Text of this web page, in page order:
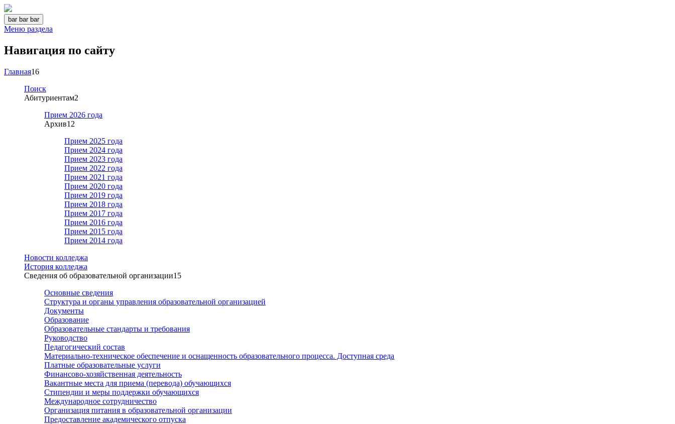
bar bar bar
Меню раздела
Навигация по сайту
Главная16
Поиск
Абитуриентам2
Прием 2026 года
Архив12
Прием 2025 года
Прием 2024 года
Прием 2023 года
Прием 2022 года
Прием 2021 года
Прием 2020 года
Прием 2019 года
Прием 2018 года
Прием 2017 года
Прием 2016 года
Прием 2015 года
Прием 2014 года
Новости колледжа
История колледжа
Сведения об образовательной организации15
Основные сведения
Структура и органы управления образовательной организацией
Документы
Образование
Образовательные стандарты и требования
Руководство
Педагогический состав
Материально-техническое обеспечение и оснащенность образовательного процесса. Доступная среда
Платные образовательные услуги
Финансово-хозяйственная деятельность
Вакантные места для приема (перевода) обучающихся
Стипендии и меры поддержки обучающихся
Международное сотрудничество
Организация питания в образовательной организации
Предоставление академического отпуска